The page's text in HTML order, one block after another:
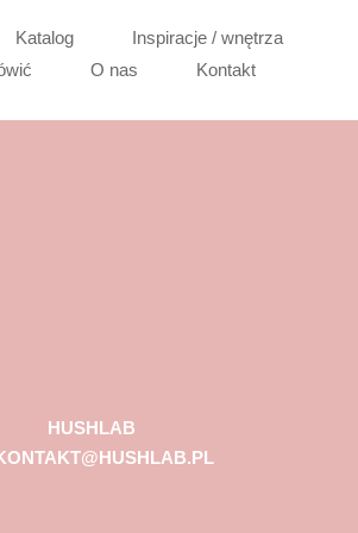
Katalog
Inspiracje / wnętrza
O nas Kontakt
HUSHLAB